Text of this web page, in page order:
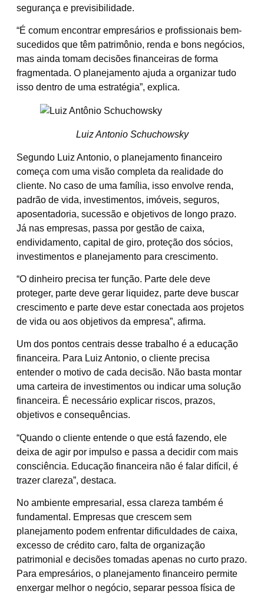
segurança e previsibilidade.
“É comum encontrar empresários e profissionais bem-
sucedidos que têm patrimônio, renda e bons negócios,
mas ainda tomam decisões financeiras de forma
fragmentada. O planejamento ajuda a organizar tudo
isso dentro de uma estratégia”, explica.
Luiz Antonio Schuchowsky
Segundo Luiz Antonio, o planejamento financeiro
começa com uma visão completa da realidade do
cliente. No caso de uma família, isso envolve renda,
padrão de vida, investimentos, imóveis, seguros,
aposentadoria, sucessão e objetivos de longo prazo.
Já nas empresas, passa por gestão de caixa,
endividamento, capital de giro, proteção dos sócios,
investimentos e planejamento para crescimento.
“O dinheiro precisa ter função. Parte dele deve
proteger, parte deve gerar liquidez, parte deve buscar
crescimento e parte deve estar conectada aos projetos
de vida ou aos objetivos da empresa”, afirma.
Um dos pontos centrais desse trabalho é a educação
financeira. Para Luiz Antonio, o cliente precisa
entender o motivo de cada decisão. Não basta montar
uma carteira de investimentos ou indicar uma solução
financeira. É necessário explicar riscos, prazos,
objetivos e consequências.
“Quando o cliente entende o que está fazendo, ele
deixa de agir por impulso e passa a decidir com mais
consciência. Educação financeira não é falar difícil, é
trazer clareza”, destaca.
No ambiente empresarial, essa clareza também é
fundamental. Empresas que crescem sem
planejamento podem enfrentar dificuldades de caixa,
excesso de crédito caro, falta de organização
patrimonial e decisões tomadas apenas no curto prazo.
Para empresários, o planejamento financeiro permite
enxergar melhor o negócio, separar pessoa física de